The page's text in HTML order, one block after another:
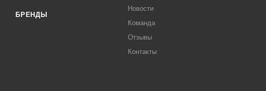
БРЕНДЫ
Новости
Команда
Отзывы
Контакты